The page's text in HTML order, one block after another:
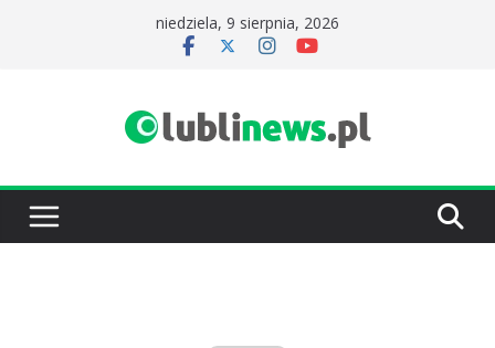
niedziela, 9 sierpnia, 2026